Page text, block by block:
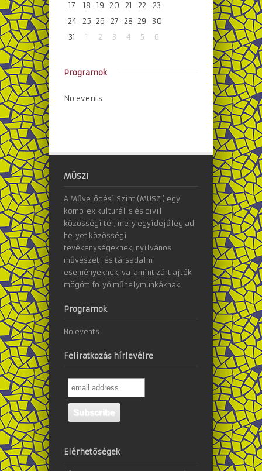
17
18 19 20 21 22
23
24
25 26 27 28 29
30
31
1 2 3 4 5 6
Programok
No events
MÜSZI
A Művelődési Szint (MÜSZI) egy
komplex kulturális és civil
közösségi tér, mely egyidejűleg ad
helyet közösségi
tevékenységeknek, nyilvános
művészeti és társadalmi
eseményeknek, valamint zárt ajtók
mögött folyó műhelymunkáknak.
Programok
No events
Feliratkozás hírlevélre
Elérhetőségek